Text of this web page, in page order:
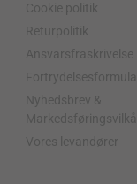
Cookie politik
Returpolitik
Ansvarsfraskrivelse
Nyhedsbrev &
Vores levandører